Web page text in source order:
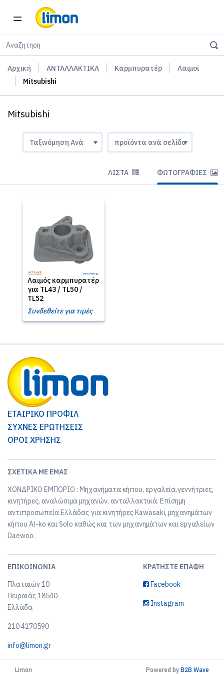
Αρχική ΑΝΤΑΛΛΑΚΤΙΚΑ Καρμπυρατέρ
Λαιμοί
Mitsubishi
Mitsubishi
ΛΊΣΤΑ ΦΩΤΟΓΡΑΦΊΕΣ
Λαιμός καρμπυρατέρ
για TL43 / TL50 /
TL52
Συνδεθείτε για τιμές
ΕΤΑΙΡΙΚΟ ΠΡΟΦΙΛ
ΣΥΧΝΕΣ ΕΡΩΤΗΣΕΙΣ
ΟΡΟΙ ΧΡΗΣΗΣ
ΣΧΕΤΙΚΆ ΜΕ ΕΜΆΣ
ΧΟΝΔΡΙΚΟ ΕΜΠΟΡΙΟ : Μηχανήματα κήπου, εργαλεία,γεννήτριες,
κινητήρες, αναλώσιμα μηχανών, ανταλλακτικά. Επίσημη
αντιπροσωπεία Ελλάδας για κινητήρες Kawasaki, μηχανημάτων
κήπου Al-ko και Solo καθώς και των μηχανημάτων και εργαλείων
Daewoo.
ΕΠΙΚΟΙΝΩΝΊΑ
Πλαταιών 10
Πειραιάς 18540
Ελλάδα
210 4170590
info@limon.gr
ΚΡΑΤΉΣΤΕ ΕΠΑΦΉ
Facebook
Instagram
Limon Powered by B2B Wave